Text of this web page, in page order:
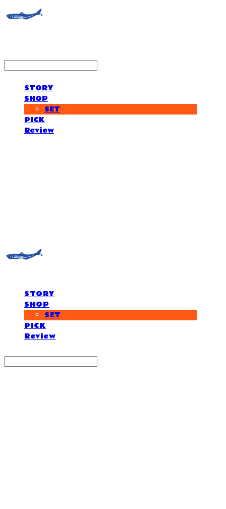
STORY
SHOP
SET
PICK
Review
STORY
SHOP
SET
PICK
Review